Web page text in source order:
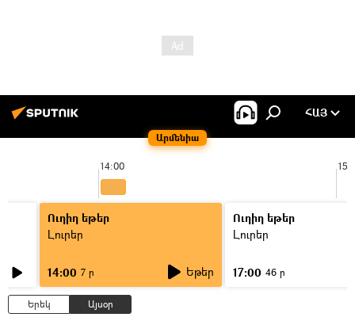
Արմենիա
ՀԱՅ
14:00
Ուղիղ եթեր
Լուրեր
14:00 7 ր Եթեր
Ուղիղ եթեր
Լուրեր
17:00 46 ր
Երեկ Այսօր